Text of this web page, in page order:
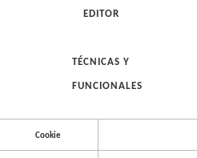
EDITOR
TÉCNICAS Y
FUNCIONALES
Cookie